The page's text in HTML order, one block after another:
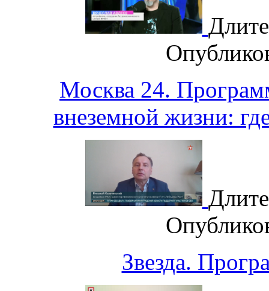
Москва 24.
внеземной жизни:
Звезда.